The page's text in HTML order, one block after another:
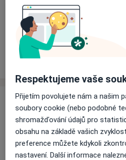
Ceník
Informace o službách a
Tento specialista ještě
svých
Respektujeme vaše
Přijetím povolujete nám a našim
soubory cookie (nebo podobné
shromažďování údajů pro
obsahu na základě vašich
preference můžete kdykoli
nastavení. Další informace